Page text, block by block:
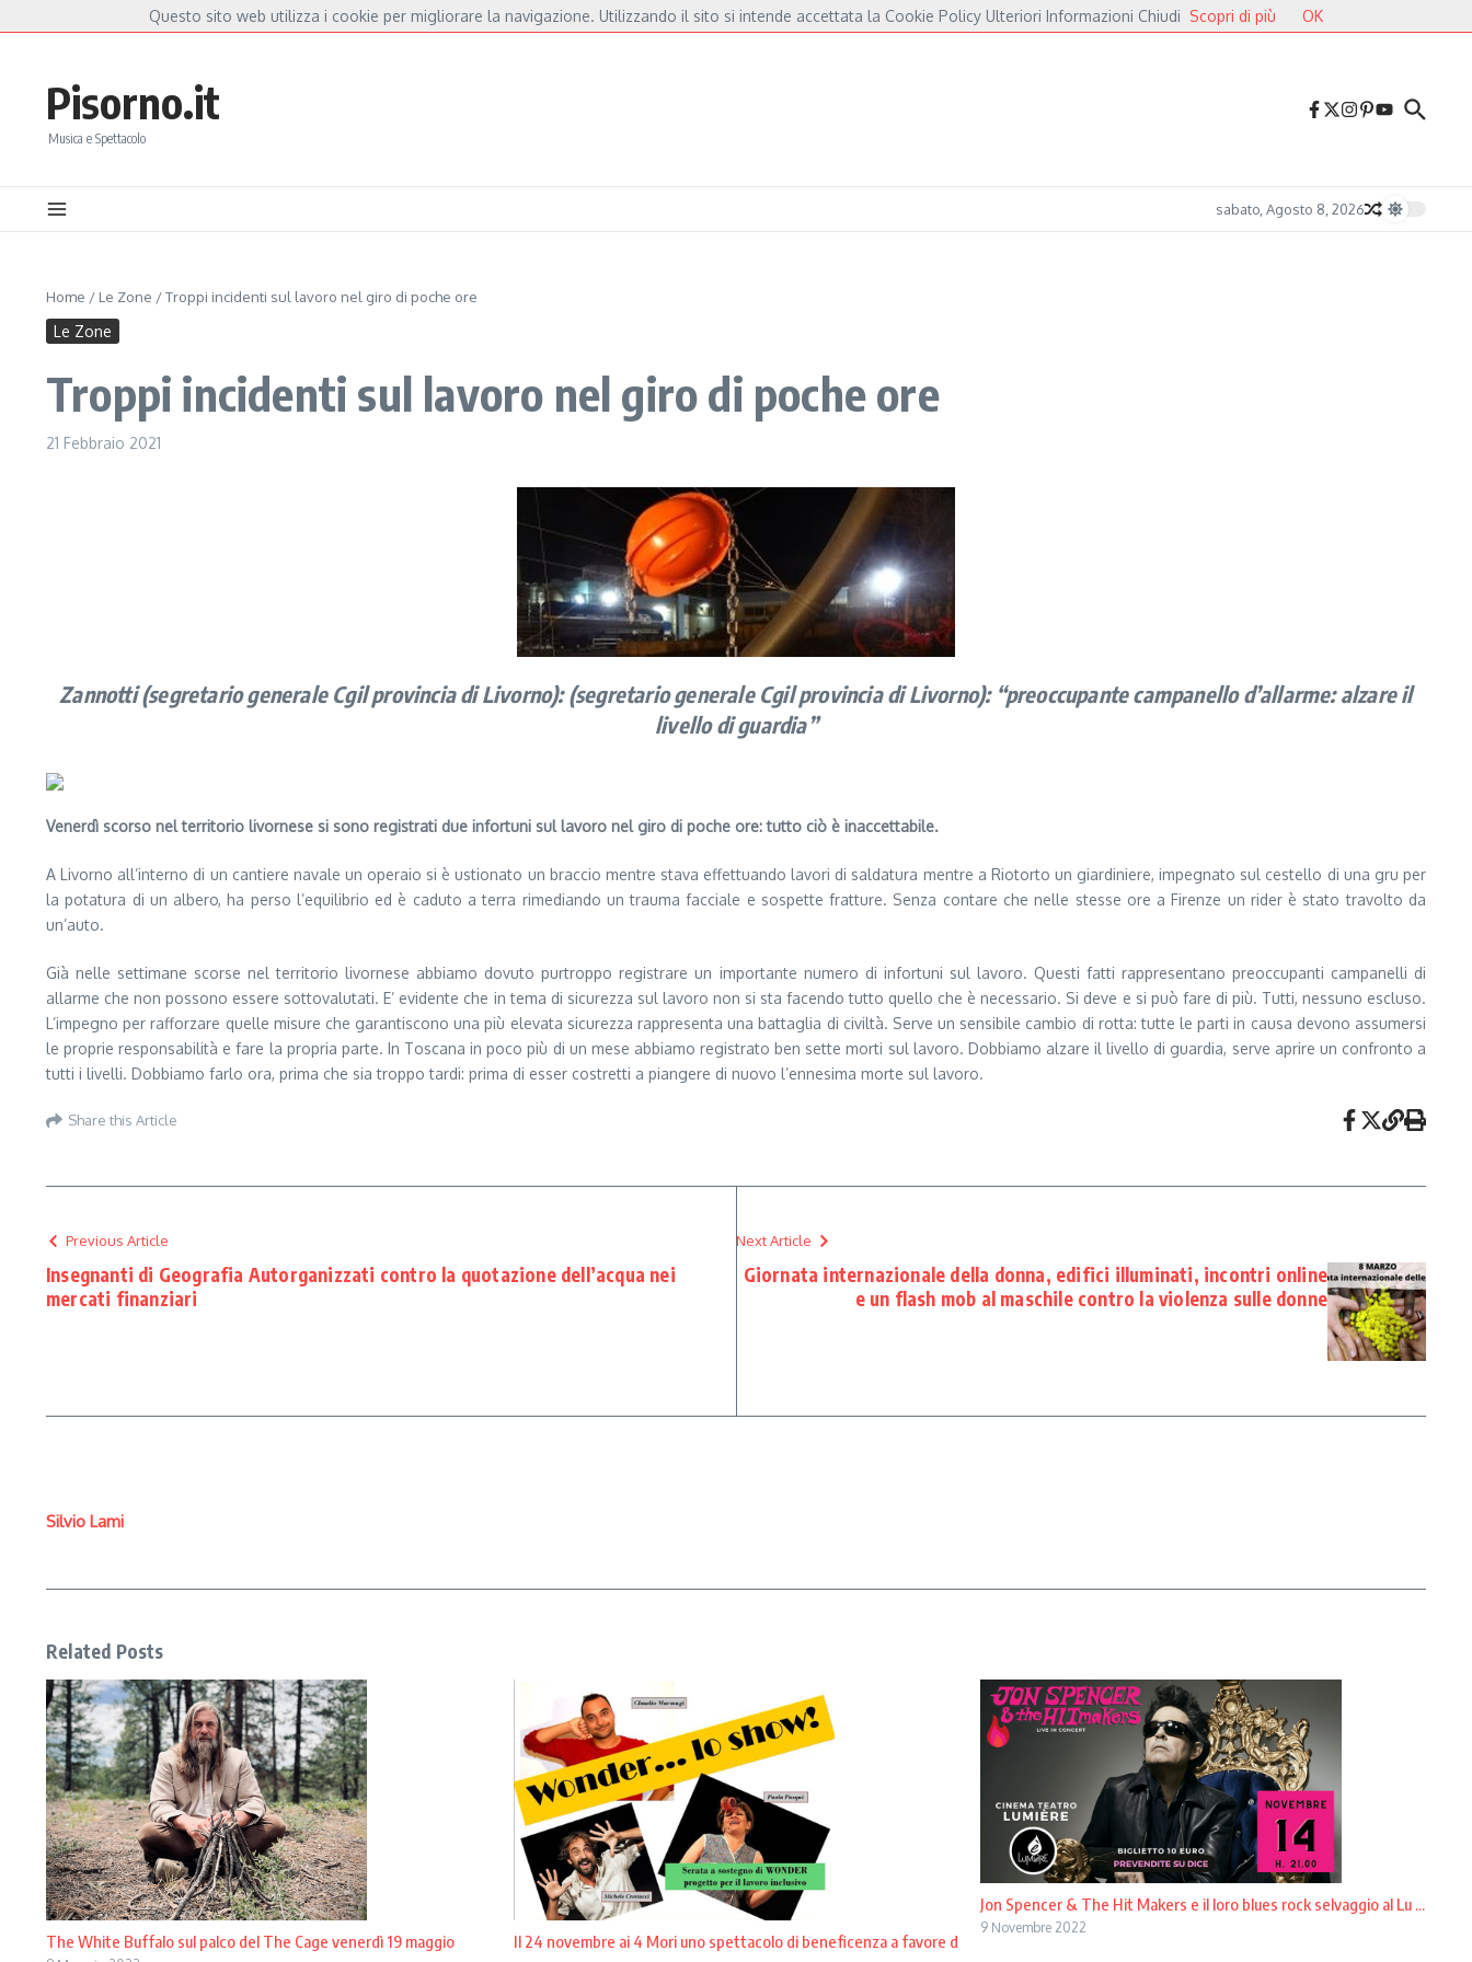
Mannoia, a Capannori nasce “Anime Salve”: la data zero è un atto d’amore per De André e Fossati Fulminacci a Pisa, una serata “indispensabile” in Piazza dei Cavalieri Druga Godba 2026, il gran finale: dalla poesia del folk alle
Pisorno.it
Musica e Spettacolo
sabato, Agosto 8, 2026
Home / Le Zone /Troppi incidenti sul lavoro nel giro di poche ore
Le Zone
Troppi incidenti sul lavoro nel giro di poche ore
21 Febbraio 2021
Zannotti (segretario generale Cgil provincia di Livorno): (segretario generale Cgil provincia di Livorno): “preoccupante campanello d’allarme: alzare il
livello di guardia”
Venerdì scorso nel territorio livornese si sono registrati due infortuni sul lavoro nel giro di poche ore: tutto ciò è inaccettabile.
A Livorno all’interno di un cantiere navale un operaio si è ustionato un braccio mentre stava effettuando lavori di saldatura mentre a Riotorto un giardiniere, impegnato sul cestello di una gru per
la potatura di un albero, ha perso l’equilibrio ed è caduto a terra rimediando un trauma facciale e sospette fratture. Senza contare che nelle stesse ore a Firenze un rider è stato travolto da
un’auto.
Già nelle settimane scorse nel territorio livornese abbiamo dovuto purtroppo registrare un importante numero di infortuni sul lavoro. Questi fatti rappresentano preoccupanti campanelli di
allarme che non possono essere sottovalutati. E’ evidente che in tema di sicurezza sul lavoro non si sta facendo tutto quello che è necessario. Si deve e si può fare di più. Tutti, nessuno escluso.
L’impegno per rafforzare quelle misure che garantiscono una più elevata sicurezza rappresenta una battaglia di civiltà. Serve un sensibile cambio di rotta: tutte le parti in causa devono assumersi
le proprie responsabilità e fare la propria parte. In Toscana in poco più di un mese abbiamo registrato ben sette morti sul lavoro. Dobbiamo alzare il livello di guardia, serve aprire un confronto a
tutti i livelli. Dobbiamo farlo ora, prima che sia troppo tardi: prima di esser costretti a piangere di nuovo l’ennesima morte sul lavoro.
Share this Article
Previous Article
Insegnanti di Geografia Autorganizzati contro la quotazione dell’acqua nei
mercati finanziari
Next Article
Giornata internazionale della donna, edifici illuminati, incontri online
e un flash mob al maschile contro la violenza sulle donne
Silvio Lami
Related Posts
The White Buffalo sul palco del The Cage venerdì 19 maggio
Il 24 novembre ai 4 Mori uno spettacolo di beneficenza a favore d
Jon Spencer & The Hit Makers e il loro blues rock selvaggio al Lu ...
9 Novembre 2022
Questo sito web utilizza i cookie per migliorare la navigazione. Utilizzando il sito si intende accettata la Cookie Policy Ulteriori Informazioni Chiudi Scopri di più OK